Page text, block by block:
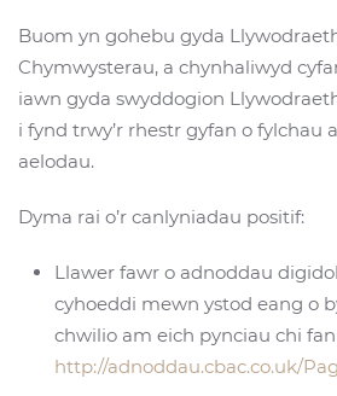
Buom yn gohebu gyda
Chymwysterau, a chynhaliwyd
iawn gyda swyddogion
i fynd trwy’r rhestr gyfan o fylchau
aelodau.
Dyma rai o’r canlyniadau positif:
Llawer fawr o adnoddau
cyhoeddi mewn ystod eang o
chwilio am eich pynciau chi
http://adnoddau.cbac.co.uk/